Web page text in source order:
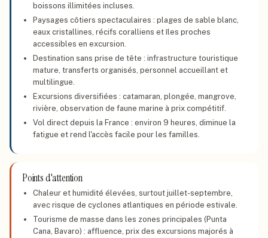
boissons illimitées incluses.
Paysages côtiers spectaculaires : plages de sable blanc,
eaux cristallines, récifs coralliens et îles proches
accessibles en excursion.
Destination sans prise de tête : infrastructure touristique
mature, transferts organisés, personnel accueillant et
multilingue.
Excursions diversifiées : catamaran, plongée, mangrove,
rivière, observation de faune marine à prix compétitif.
Vol direct depuis la France : environ 9 heures, diminue la
fatigue et rend l'accès facile pour les familles.
Points d'attention
Chaleur et humidité élevées, surtout juillet-septembre,
avec risque de cyclones atlantiques en période estivale.
Tourisme de masse dans les zones principales (Punta
Cana, Bavaro) : affluence, prix des excursions majorés à